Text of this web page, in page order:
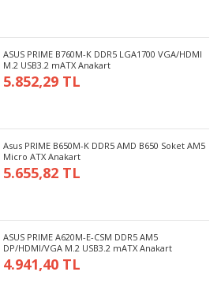
ASUS PRIME B760M-K DDR5 LGA1700 VGA/HDMI
M.2 USB3.2 mATX Anakart
5.852,29 TL
Asus PRIME B650M-K DDR5 AMD B650 Soket AM5
Micro ATX Anakart
5.655,82 TL
ASUS PRIME A620M-E-CSM DDR5 AM5
DP/HDMI/VGA M.2 USB3.2 mATX Anakart
4.941,40 TL